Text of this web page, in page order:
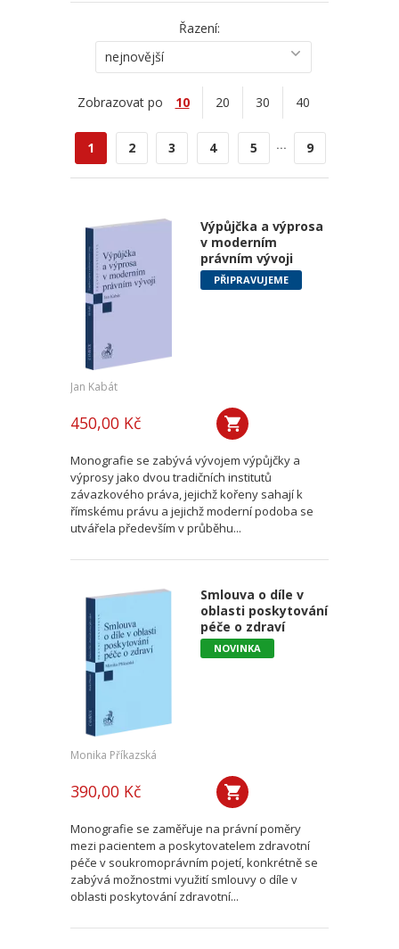
Řazení:
nejnovější
Zobrazovat po 10 20 30 40
1 2 3 4 5 ... 9
Výpůjčka a výprosa
v moderním
právním vývoji
PŘIPRAVUJEME
Jan Kabát
450,00 Kč
Monografie se zabývá vývojem výpůjčky a
výprosy jako dvou tradičních institutů
závazkového práva, jejichž kořeny sahají k
římskému právu a jejichž moderní podoba se
utvářela především v průběhu...
Smlouva o díle v
oblasti poskytování
péče o zdraví
NOVINKA
Monika Příkazská
390,00 Kč
Monografie se zaměřuje na právní poměry
mezi pacientem a poskytovatelem zdravotní
péče v soukromoprávním pojetí, konkrétně se
zabývá možnostmi využití smlouvy o díle v
oblasti poskytování zdravotní...